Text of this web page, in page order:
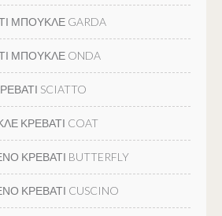
ΜΠΟΥΚΛΕ GARDA
ΜΠΟΥΚΛΕ ONDA
SCIATTO
ΚΡΕΒΑΤΙ COAT
ΚΡΕΒΑΤΙ BUTTERFLY
ΚΡΕΒΑΤΙ CUSCINO